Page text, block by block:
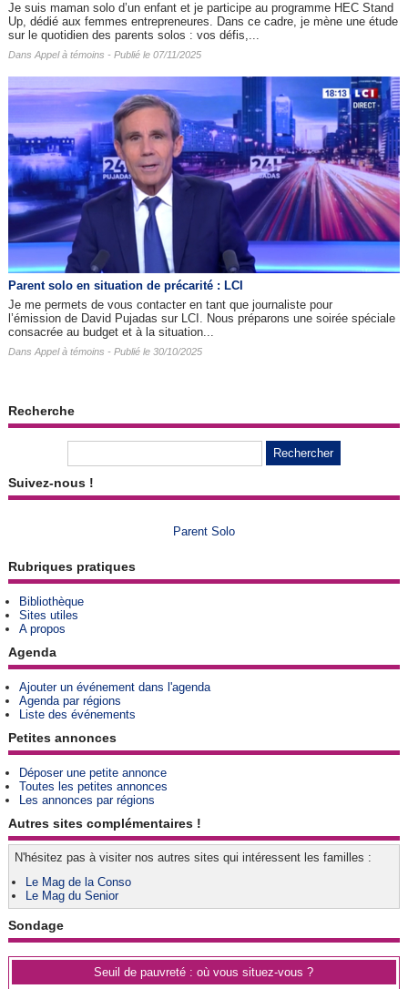
Je suis maman solo d’un enfant et je participe au programme HEC Stand
Up, dédié aux femmes entrepreneures. Dans ce cadre, je mène une étude
sur le quotidien des parents solos : vos défis,...
Dans Appel à témoins - Publié le 07/11/2025
Parent solo en situation de précarité : LCI
Je me permets de vous contacter en tant que journaliste pour
l’émission de David Pujadas sur LCI. Nous préparons une soirée spéciale
consacrée au budget et à la situation...
Dans Appel à témoins - Publié le 30/10/2025
Recherche
Suivez-nous !
Parent Solo
Rubriques pratiques
Bibliothèque
Sites utiles
A propos
Agenda
Ajouter un événement dans l'agenda
Agenda par régions
Liste des événements
Petites annonces
Déposer une petite annonce
Toutes les petites annonces
Les annonces par régions
Autres sites complémentaires !
N'hésitez pas à visiter nos autres sites qui intéressent les familles :
Le Mag de la Conso
Le Mag du Senior
Sondage
Seuil de pauvreté : où vous situez-vous ?